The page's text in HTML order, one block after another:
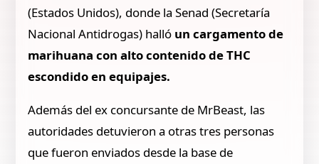
(Estados Unidos), donde la Senad (Secretaría
Nacional Antidrogas) halló un cargamento de
marihuana con alto contenido de THC
escondido en equipajes.
Además del ex concursante de MrBeast, las
autoridades detuvieron a otras tres personas
que fueron enviados desde la base de